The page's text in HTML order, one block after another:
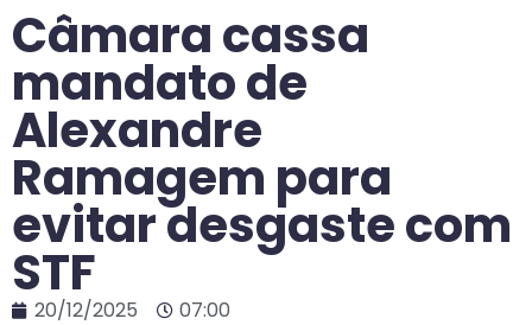
Câmara cassa
mandato de
Alexandre
Ramagem para
evitar desgaste com
STF
20/12/2025 07:00